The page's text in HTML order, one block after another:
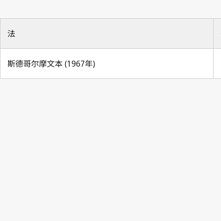
法
斯德哥尔摩文本 (1967年)